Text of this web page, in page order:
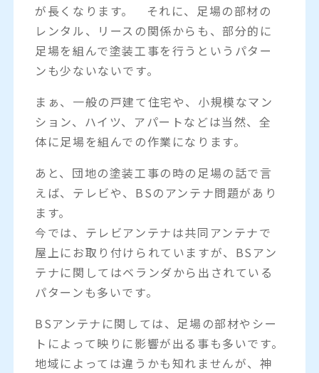
が長くなります。 それに、足場の部材の
レンタル、リースの関係からも、部分的に
足場を組んで塗装工事を行うというパター
ンも少ないないです。
まぁ、一般の戸建て住宅や、小規模なマン
ション、ハイツ、アパートなどは当然、全
体に足場を組んでの作業になります。
あと、団地の塗装工事の時の足場の話で言
えば、テレビや、BSのアンテナ問題があり
ます。
今では、テレビアンテナは共同アンテナで
屋上にお取り付けられていますが、BSアン
テナに関してはベランダから出されている
パターンも多いです。
BSアンテナに関しては、足場の部材やシー
トによって映りに影響が出る事も多いです。
地域によっては違うかも知れませんが、神